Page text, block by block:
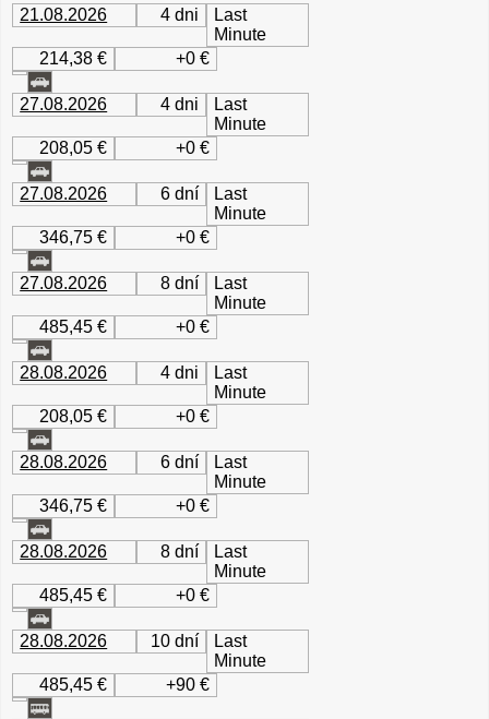
21.08.2026 4 dni
Last
Minute
214,38 €
+0 €
27.08.2026 4 dni
Last
Minute
208,05 €
+0 €
27.08.2026 6 dní
Last
Minute
346,75 €
+0 €
27.08.2026 8 dní
Last
Minute
485,45 €
+0 €
28.08.2026 4 dni
Last
Minute
208,05 €
+0 €
28.08.2026 6 dní
Last
Minute
346,75 €
+0 €
28.08.2026 8 dní
Last
Minute
485,45 €
+0 €
28.08.2026 10 dní
Last
Minute
485,45 €
+90 €